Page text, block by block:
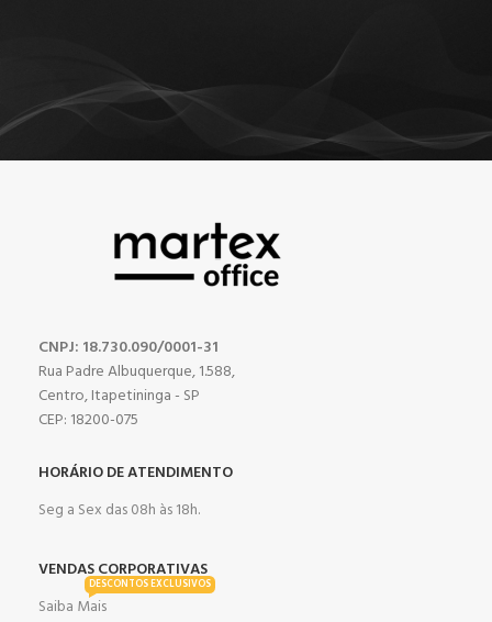
CNPJ: 18.730.090/0001-31
Rua Padre Albuquerque, 1.588,
Centro, Itapetininga - SP
CEP: 18200-075
HORÁRIO DE ATENDIMENTO
Seg a Sex das 08h às 18h.
VENDAS CORPORATIVAS
Saiba Mais
DESCONTOS EXCLUSIVOS